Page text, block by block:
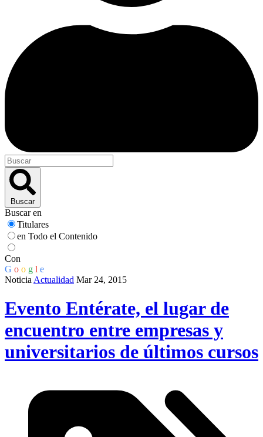
Buscar
Buscar en
Titulares
en Todo el Contenido
Con
G o o g l e
Noticia Actualidad Mar 24, 2015
Evento Entérate, el lugar de
encuentro entre empresas y
universitarios de últimos cursos